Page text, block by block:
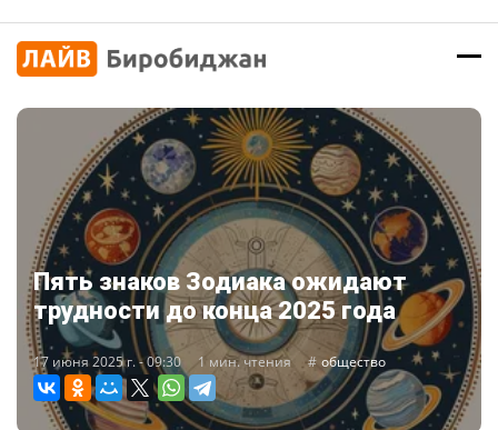
Пять знаков Зодиака ожидают
трудности до конца 2025 года
17 июня 2025 г. - 09:30 1 мин. чтения общество